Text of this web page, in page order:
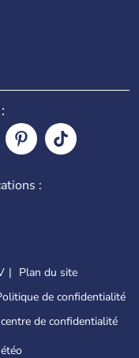
:
Plan du site
de confidentialité
de confidentialité